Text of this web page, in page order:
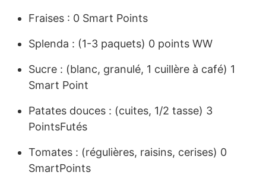
Fraises : 0 Smart Points
Splenda : (1-3 paquets) 0 points WW
Sucre : (blanc, granulé, 1 cuillère à café) 1
Smart Point
Patates douces : (cuites, 1/2 tasse) 3
PointsFutés
Tomates : (régulières, raisins, cerises) 0
SmartPoints